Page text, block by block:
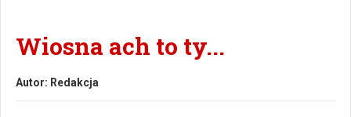
Wiosna ach to ty...
Autor: Redakcja